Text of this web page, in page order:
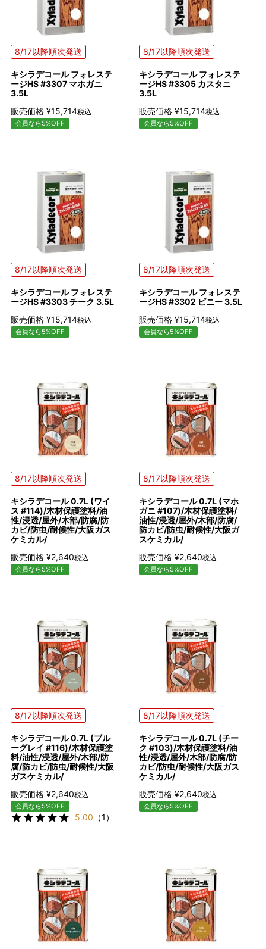
8/17以降順次発送
キシラデコール フォレステ
ージHS #3307 マホガニ
3.5L
販売価格 ¥15,714税込
会員なら5%OFF
8/17以降順次発送
キシラデコール フォレステ
ージHS #3305 カスタニ
3.5L
販売価格 ¥15,714税込
会員なら5%OFF
8/17以降順次発送
キシラデコール フォレステ
ージHS #3303 チーク 3.5L
販売価格 ¥15,714税込
会員なら5%OFF
8/17以降順次発送
キシラデコール フォレステ
ージHS #3302 ピニー 3.5L
販売価格 ¥15,714税込
会員なら5%OFF
8/17以降順次発送
キシラデコール 0.7L (ワイ
ス #114)/木材保護塗料/油
性/浸透/屋外/木部/防腐/防
カビ/防虫/耐候性/大阪ガス
ケミカル/
販売価格 ¥2,640税込
会員なら5%OFF
8/17以降順次発送
キシラデコール 0.7L (マホ
ガニ #107)/木材保護塗料/
油性/浸透/屋外/木部/防腐/
防カビ/防虫/耐候性/大阪ガ
スケミカル/
販売価格 ¥2,640税込
会員なら5%OFF
8/17以降順次発送
キシラデコール 0.7L (ブル
ーグレイ #116)/木材保護塗
料/油性/浸透/屋外/木部/防
腐/防カビ/防虫/耐候性/大阪
ガスケミカル/
販売価格 ¥2,640税込
会員なら5%OFF
5.00 （1）
8/17以降順次発送
キシラデコール 0.7L (チー
ク #103)/木材保護塗料/油
性/浸透/屋外/木部/防腐/防
カビ/防虫/耐候性/大阪ガス
ケミカル/
販売価格 ¥2,640税込
会員なら5%OFF